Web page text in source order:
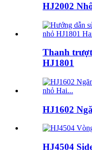
HJ2002
Thanh
HJ1801
HJ1602
HJ4504